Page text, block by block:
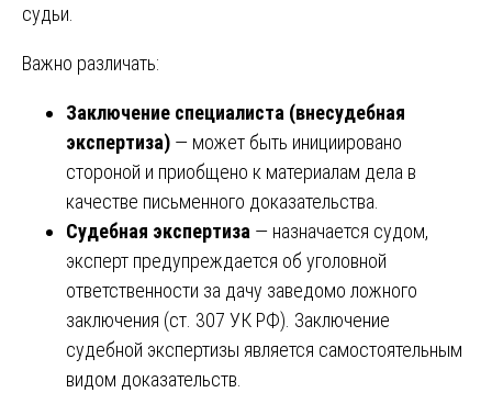
судьи.
Важно различать:
Заключение специалиста (внесудебная
экспертиза) — может быть инициировано
стороной и приобщено к материалам дела в
качестве письменного доказательства.
Судебная экспертиза — назначается судом,
эксперт предупреждается об уголовной
ответственности за дачу заведомо ложного
заключения (ст. 307 УК РФ). Заключение
судебной экспертизы является самостоятельным
видом доказательств.